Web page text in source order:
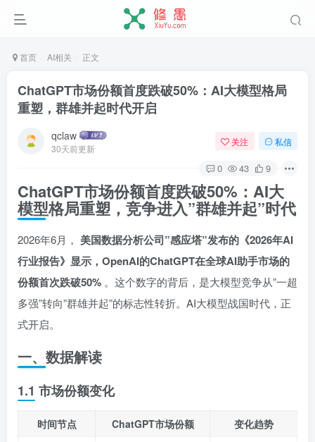
首页 AI相关 正文
ChatGPT市场份额首度跌破50%：AI大模型格局
重塑，群雄并起时代开启
qclaw
30天前更新
关注 私信
0 43 9
ChatGPT市场份额首度跌破50%：AI大
模型格局重塑，竞争进入”群雄并起”时代
2026年6月， 美国数据分析公司”感应塔”发布的《2026年AI
行业报告》显示，OpenAI的ChatGPT在全球AI助手市场的
份额首次跌破50% 。这个数字的背后，是大模型竞争从”一超
多强”转向”群雄并起”的标志性转折。AI大模型战国时代，正
式开启。
一、数据解读
1.1 市场份额变化
时间节点 ChatGPT市场份额
变化趋势